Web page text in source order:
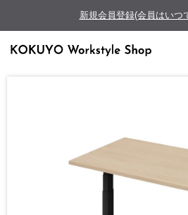
新規会員登録(会員はいつ